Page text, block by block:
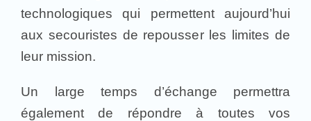
technologiques qui permettent aujourd’hui
aux secouristes de repousser les limites de
leur mission.
Un large temps d’échange permettra
également de répondre à toutes vos